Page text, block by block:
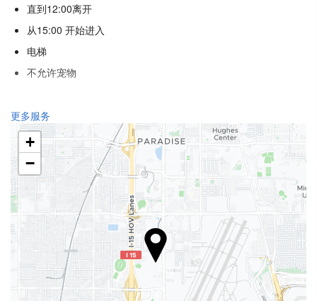
直到12:00离开
从15:00 开始进入
电梯
不允许宠物
食品与饮品
单点餐厅
酒巴
内部咖啡店
健康
水疗中心
土耳其浴
健身房
更多服务
+
−